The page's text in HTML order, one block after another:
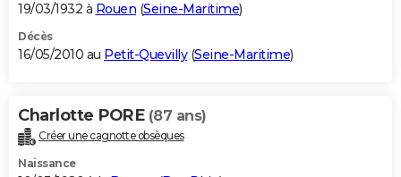
19/03/1932 à Rouen (Seine-Maritime)
Décès
16/05/2010 au Petit-Quevilly(Seine-Maritime)
Charlotte PORE (87 ans)
Créer une cagnotte obsèques
Naissance